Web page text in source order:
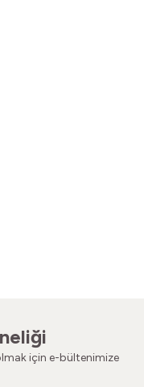
için e-bültenimize